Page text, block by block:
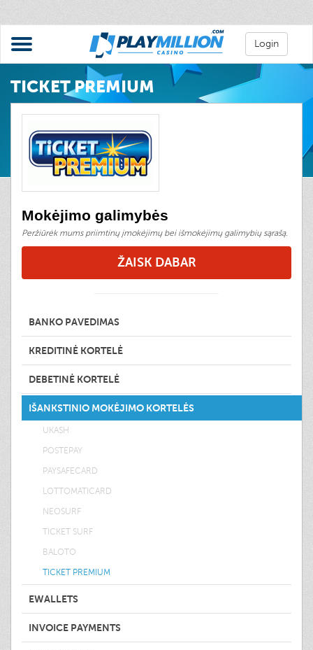
Login
TICKET PREMIUM
Mokėjimo galimybės
Peržiūrėk mums priimtinų įmokėjimų bei išmokėjimų galimybių sąrašą.
ŽAISK DABAR
BANKO PAVEDIMAS
KREDITINĖ KORTELĖ
DEBETINĖ KORTELĖ
IŠANKSTINIO MOKĖJIMO KORTELĖS
UKASH
POSTEPAY
PAYSAFECARD
LOTTOMATICARD
NEOSURF
TICKET SURF
BALOTO
TICKET PREMIUM
EWALLETS
INVOICE PAYMENTS